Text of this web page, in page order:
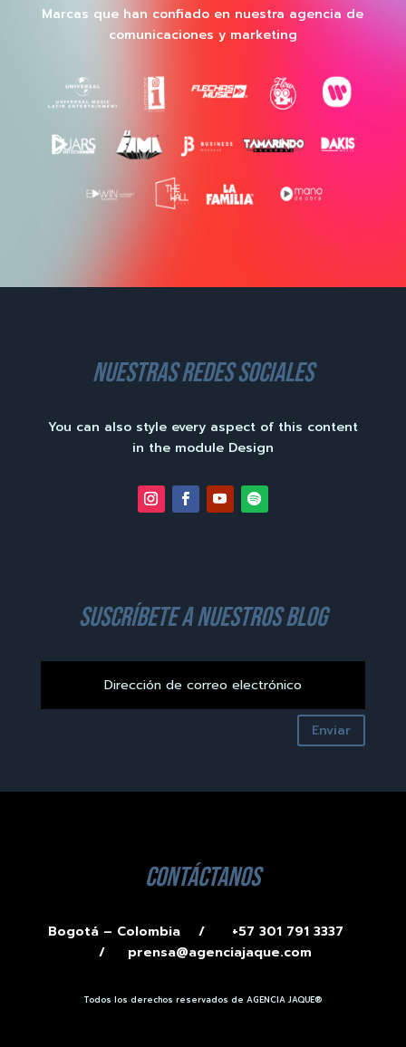
Marcas que han confiado en nuestra agencia de
comunicaciones y marketing
nuestras redes sociales
You can also style every aspect of this content
in the module Design
suscríbete a nuestros blog
Enviar
contáctanos
Bogotá – Colombia /
+57 301 791 3337
/ prensa@agenciajaque.com
Todos los derechos reservados de AGENCIA JAQUE®